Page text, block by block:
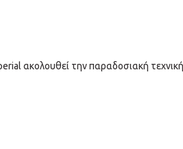
ακολουθεί την παραδοσιακή